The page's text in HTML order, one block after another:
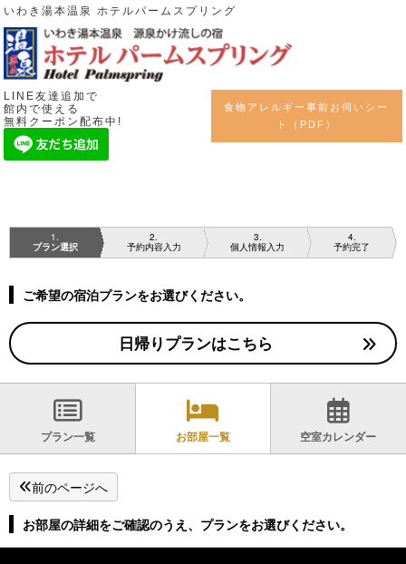
いわき湯本温泉 ホテルパームスプリング
LINE友達追加で
館内で使える
無料クーポン配布中!
食物アレルギー事前お伺いシー
ト（PDF）
1
プラン選択
2
予約内容入力
3
個人情報入力
4
予約完了
ご希望の宿泊プランをお選びください。
日帰りプランはこちら
プラン一覧 お部屋一覧 空室カレンダー
前のページへ
お部屋の詳細をご確認のうえ、プランをお選びください。